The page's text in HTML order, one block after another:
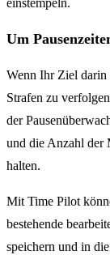
einstempeln.
Um
Wenn Ihr Ziel darin
Strafen zu
der
und die Anzahl der
halten.
Mit Time Pilot
bestehende
speichern und in